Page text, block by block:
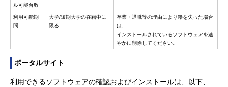
ル可能台数
利用可能期
間
大学/短期大学の在籍中に
限る
卒業・退職等の理由により籍を失った場合
は、
インストールされているソフトウェアを速
やかに削除してください。
ポータルサイト
利用できるソフトウェアの確認およびインストールは、以下、